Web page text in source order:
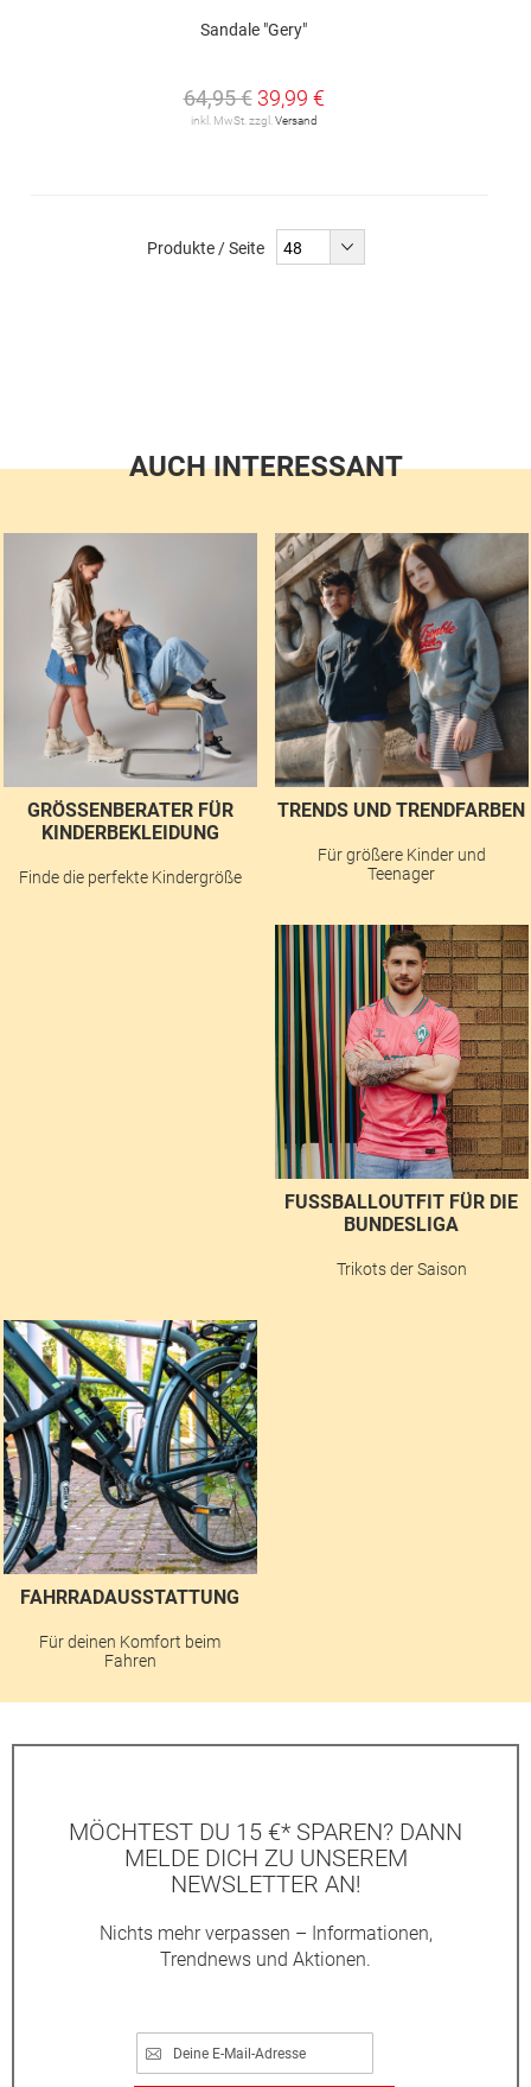
Sandale "Gery"
64,95 € 39,99 €
inkl. MwSt. zzgl. Versand
Produkte / Seite
AUCH INTERESSANT
GRÖSSENBERATER FÜR K
INDERBEKLEIDUNG
Finde die perfekte Kindergröße
TRENDS UND TRENDFARBEN
Für größere Kinder und
Teenager
FUSSBALLOUTFIT FÜR DIE B
UNDESLIGA
Trikots der Saison
FAHRRADAUSSTATTUNG
Für deinen Komfort beim
Fahren
MÖCHTEST DU 15 €* SPAREN? DANN
MELDE DICH ZU UNSEREM
NEWSLETTER AN!
Nichts mehr verpassen – Informationen,
Trendnews und Aktionen.